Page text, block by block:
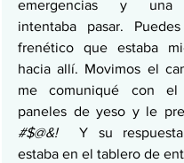
emergencias y una
intentaba pasar.
frenético que estaba
hacia allí. Movimos el
me comuniqué con el
paneles de yeso y le
#$@&! Y su respuesta
estaba en el tablero de